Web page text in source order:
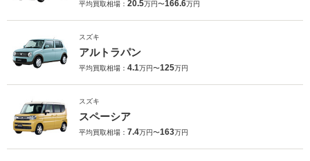
平均買取相場： 20.5万円〜166.6万円
スズキ
アルトラパン
平均買取相場： 4.1万円〜125万円
スズキ
スペーシア
平均買取相場： 7.4万円〜163万円